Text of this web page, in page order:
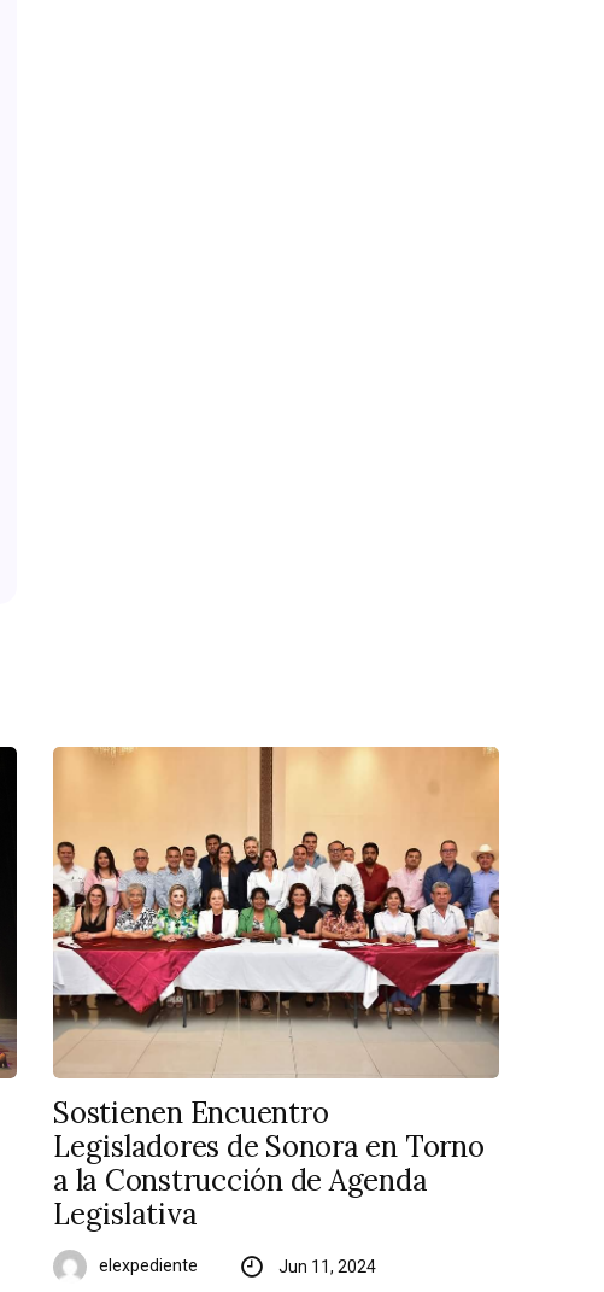
Sostienen Encuentro
Legisladores de Sonora en Torno
a la Construcción de Agenda
Legislativa
elexpediente Jun 11, 2024